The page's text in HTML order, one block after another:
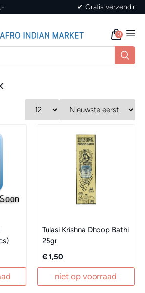
in Nederland vanaf 40,-
0
Tulasi Krishna Dhoop Bathi
25gr
€ 1,50
niet op voorraad